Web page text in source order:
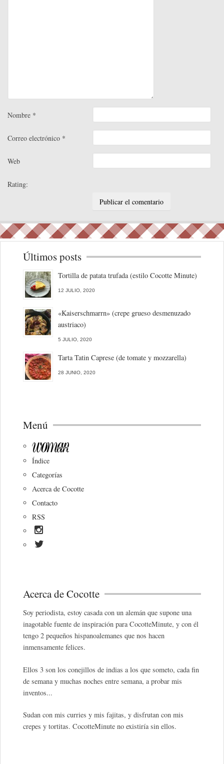
Nombre *
Correo electrónico *
Web
Rating:
Últimos posts
Tortilla de patata trufada (estilo Cocotte Minute)
12 JULIO, 2020
«Kaiserschmarrn» (crepe grueso desmenuzado
austriaco)
5 JULIO, 2020
Tarta Tatin Caprese (de tomate y mozzarella)
28 JUNIO, 2020
Menú
Índice
Categorías
Acerca de Cocotte
Contacto
RSS
Acerca de Cocotte
Soy periodista, estoy casada con un alemán que supone una
inagotable fuente de inspiración para CocotteMinute, y con él
tengo 2 pequeños hispanoalemanes que nos hacen
inmensamente felices.
Ellos 3 son los conejillos de indias a los que someto, cada fin
de semana y muchas noches entre semana, a probar mis
inventos...
Sudan con mis curries y mis fajitas, y disfrutan con mis
crepes y tortitas. CocotteMinute no existiría sin ellos.